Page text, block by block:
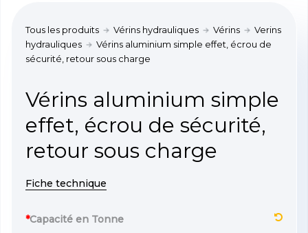
Tous les produits Vérins hydrauliques Vérins
Verins
hydrauliques
Vérins aluminium simple effet, écrou de
sécurité, retour sous charge
Vérins aluminium simple
effet, écrou de sécurité,
retour sous charge
Fiche technique
*Capacité en Tonne